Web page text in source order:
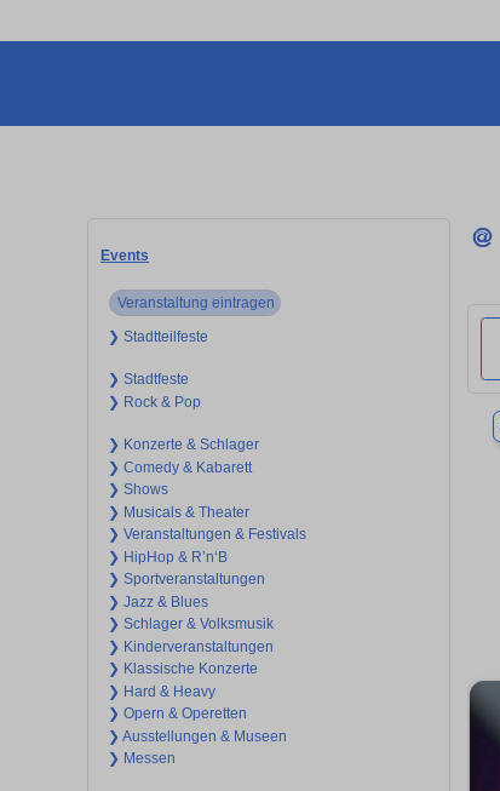
Events
Veranstaltung eintragen
❯ Stadtteilfeste
❯ Stadtfeste
❯ Rock & Pop
❯ Konzerte & Schlager
❯ Comedy & Kabarett
❯ Shows
❯ Musicals & Theater
❯ Veranstaltungen & Festivals
❯ HipHop & R’n‘B
❯ Sportveranstaltungen
❯ Jazz & Blues
❯ Schlager & Volksmusik
❯ Kinderveranstaltungen
❯ Klassische Konzerte
❯ Hard & Heavy
❯ Opern & Operetten
❯ Ausstellungen & Museen
❯ Messen